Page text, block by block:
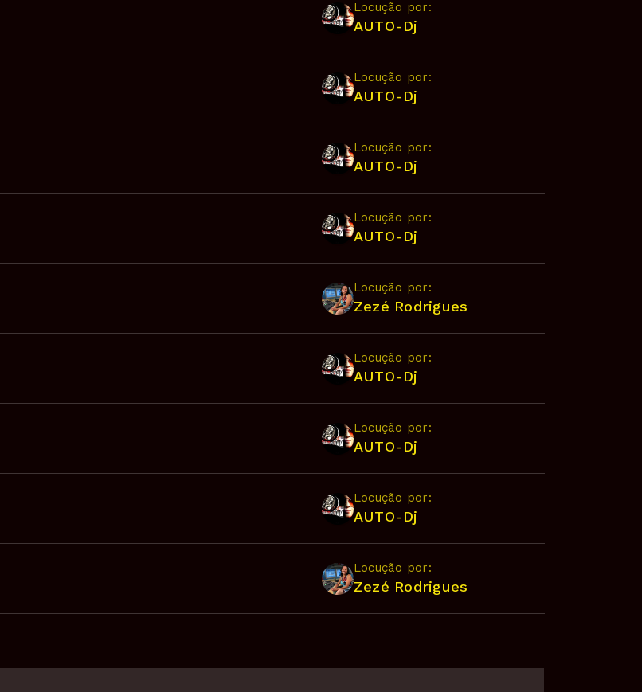
Locução por:
AUTO-Dj
Locução por:
AUTO-Dj
Locução por:
AUTO-Dj
Locução por:
AUTO-Dj
Locução por:
Zezé Rodrigues
Locução por:
AUTO-Dj
Locução por:
AUTO-Dj
Locução por:
AUTO-Dj
Locução por:
Zezé Rodrigues